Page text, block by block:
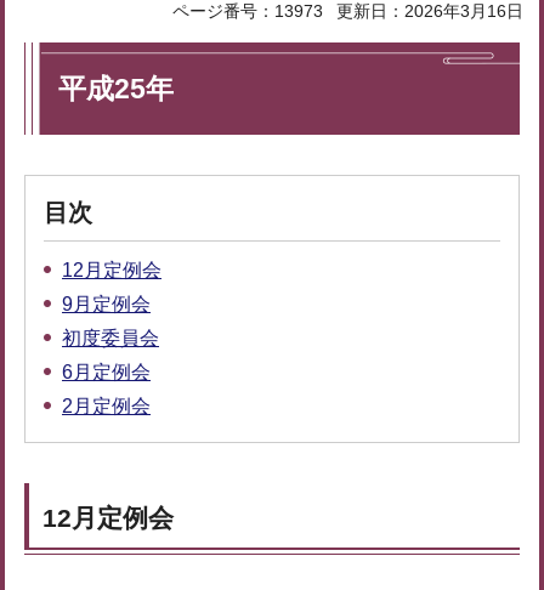
ページ番号：13973 更新日：2026年3月16日
平成25年
目次
12月定例会
9月定例会
初度委員会
6月定例会
2月定例会
12月定例会